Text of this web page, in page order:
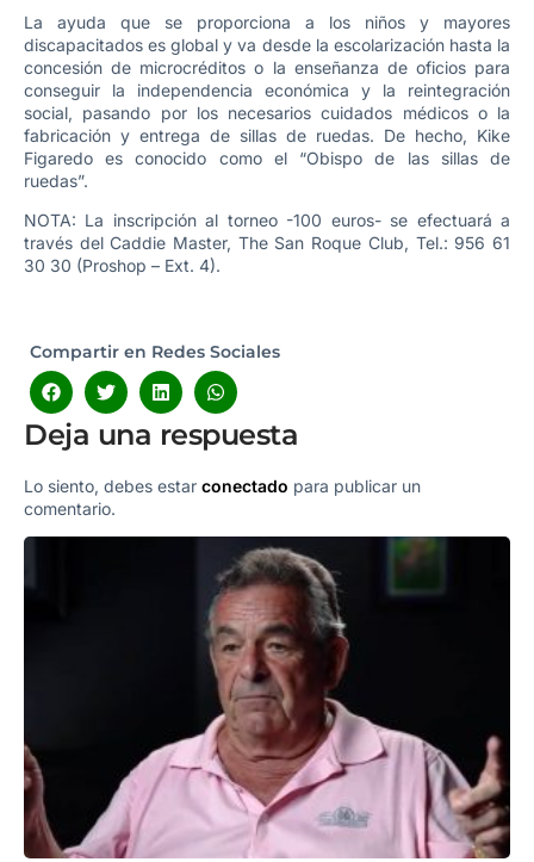
La ayuda que se proporciona a los niños y mayores
discapacitados es global y va desde la escolarización hasta la
concesión de microcréditos o la enseñanza de oficios para
conseguir la independencia económica y la reintegración
social, pasando por los necesarios cuidados médicos o la
fabricación y entrega de sillas de ruedas. De hecho, Kike
Figaredo es conocido como el “Obispo de las sillas de
ruedas”.
NOTA: La inscripción al torneo -100 euros- se efectuará a
través del Caddie Master, The San Roque Club, Tel.: 956 61
30 30 (Proshop – Ext. 4).
Compartir en Redes Sociales
Deja una respuesta
Lo siento, debes estar conectado para publicar un
comentario.